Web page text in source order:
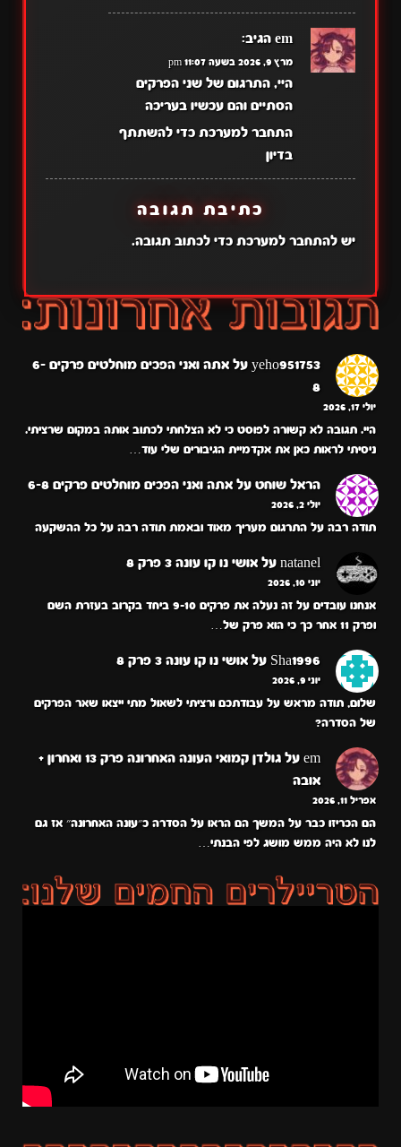
em הגיב:
מרץ 9, 2026 בשעה 11:07 pm
היי, התרגום של שני הפרקים
הסתיים והם עכשיו בעריכה
התחבר למערכת כדי להשתתף
בדיון
כתיבת תגובה
יש להתחבר למערכתכדי לכתוב תגובה.
yeho951753 על
אתה ואני הפכים מוחלטים פרקים 6-
8
יולי 17, 2026
היי. תגובה לא קשורה לפוסט כי לא הצלחתי לכתוב אותה במקום שרציתי.
ניסיתי לראות כאן את אקדמיית הגיבורים שלי עוד…
הראל שוחט על אתה ואני הפכים מוחלטים פרקים 6-8
יולי 2, 2026
תודה רבה על התרגום מעריך מאוד ובאמת תודה רבה על כל ההשקעה
natanel על אושי נו קו עונה 3 פרק 8
יוני 10, 2026
אנחנו עובדים על זה נעלה את פרקים 9-10 ביחד בקרוב בעזרת השם
ופרק 11 אחר כך כי הוא פרק של…
Sha1996 על אושי נו קו עונה 3 פרק 8
יוני 9, 2026
שלום, תודה מראש על עבודתכם ורציתי לשאול מתי ייצאו שאר הפרקים
של הסדרה?
em על
גולדן קמואי העונה האחרונה פרק 13 ואחרון +
אובה
אפריל 11, 2026
הם הכריזו כבר על המשך הם הראו על הסדרה כ״עונה האחרונה״ אז גם
לנו לא היה ממש מושג לפי הבנתי…